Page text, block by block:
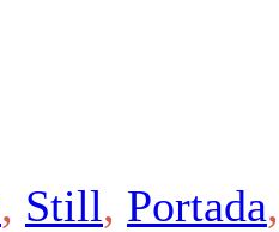
, Still, Portada